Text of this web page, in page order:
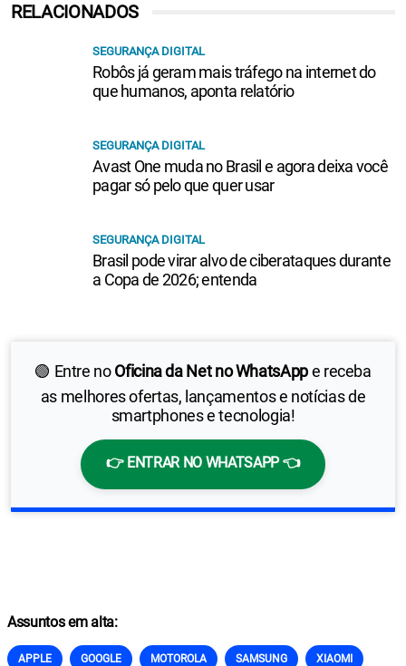
🟢 Entre noOficina da Net no WhatsAppe receba
as melhores ofertas, lançamentos e notícias de
smartphones e tecnologia!
👉 ENTRAR NO WHATSAPP 👈
RELACIONADOS
SEGURANÇA DIGITAL
Robôs já geram mais tráfego na internet do
que humanos, aponta relatório
SEGURANÇA DIGITAL
Avast One muda no Brasil e agora deixa você
pagar só pelo que quer usar
SEGURANÇA DIGITAL
Brasil pode virar alvo de ciberataques durante
a Copa de 2026; entenda
Assuntos em alta:
APPLE GOOGLE MOTOROLA SAMSUNG XIAOMI